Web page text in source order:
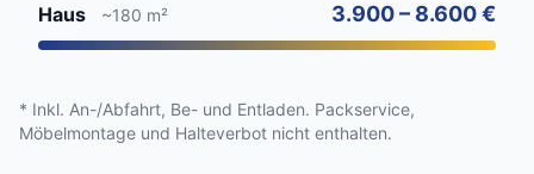
Haus ~180 m² 3.900 – 8.600 €
* Inkl. An-/Abfahrt, Be- und Entladen. Packservice,
Möbelmontage und Halteverbot nicht enthalten.